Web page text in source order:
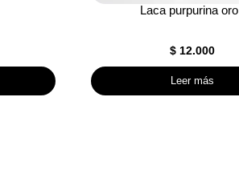
Laca purpurina oro
$ 12.000
Leer más